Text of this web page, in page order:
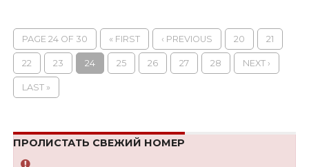
PAGE 24 OF 30 « FIRST ‹ PREVIOUS 20 21
22 23 24 25 26 27 28 NEXT ›
LAST »
ПРОЛИСТАТЬ СВЕЖИЙ НОМЕР